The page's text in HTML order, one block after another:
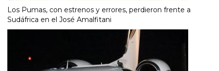
Los Pumas, con estrenos y errores, perdieron frente a
Sudáfrica en el José Amalfitani